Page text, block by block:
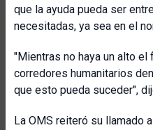
que la ayuda pueda ser
necesitadas, ya sea en el
"Mientras no haya un alto el
corredores humanitarios
que esto pueda suceder",
La OMS reiteró su llamado